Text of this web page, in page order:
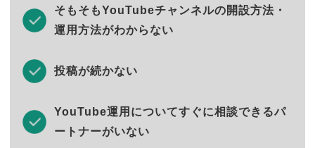
そもそもYouTubeチャンネルの開設方法・
運用方法がわからない
投稿が続かない
YouTube運用についてすぐに相談できるパ
ートナーがいない